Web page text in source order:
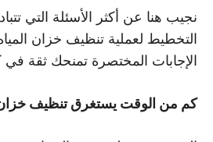
نجيب هنا عن أكثر الأسئلة التي
التخطيط لعملية تنظيف خزان
الإجابات المختصرة تمنحك ثقة
كم من الوقت يستغرق تنظيف خزان